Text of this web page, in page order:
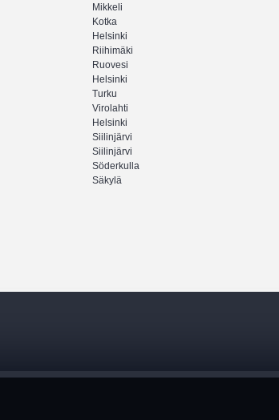
Mikkeli
Kotka
Helsinki
Riihimäki
Ruovesi
Helsinki
Turku
Virolahti
Helsinki
Siilinjärvi
Siilinjärvi
Söderkulla
Säkylä